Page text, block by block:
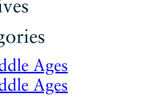
Ages
Ages